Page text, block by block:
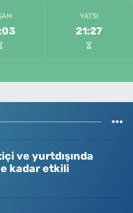
YATSI
21:27
ve yurtdışında
kadar etkili